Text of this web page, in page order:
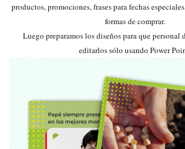
productos, promociones, frases para fechas
formas de comprar.
Luego preparamos los diseños para que
editarlos sólo usando Power